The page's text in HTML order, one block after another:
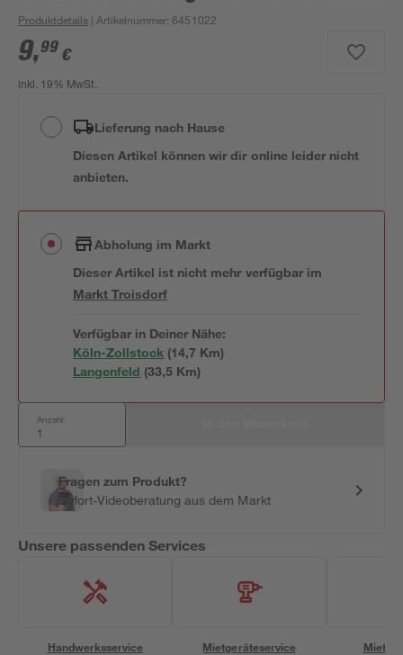
Produktdetails | Artikelnummer:6451022
9,99 €
inkl. 19% MwSt.
Lieferung nach Hause
Diesen Artikel können wir dir online leider nicht
anbieten.
Abholung im Markt
Dieser Artikel ist nicht mehr verfügbar im
MarktTroisdorf
Verfügbar in Deiner Nähe:
Köln-Zollstock (14,7 Km)
Langenfeld (33,5 Km)
Anzahl:
Fragen zum Produkt?
Sofort-Videoberatung aus dem Markt
Unsere passenden Services
Handwerksservice Mietgeräteservice